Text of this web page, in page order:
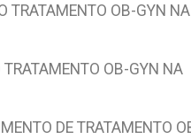
TRATAMENTO OB-GYN NA
TRATAMENTO OB-GYN NA
DE TRATAMENTO